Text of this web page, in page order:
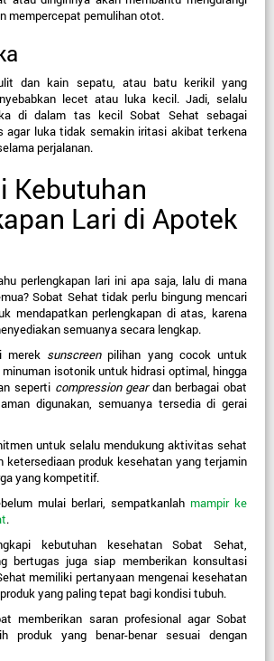
mempercepat pemulihan otot.
dan kain sepatu, atau batu kerikil yang
lecet atau luka kecil. Jadi, selalu
di dalam tas kecil Sobat Sehat sebagai
agar luka tidak semakin iritasi akibat terkena
perjalanan.
Kebutuhan
Lari di Apotek
perlengkapan lari ini apa saja, lalu di mana
Sobat Sehat tidak perlu bingung mencari
semuanya secara lengkap.
merek sunscreen pilihan yang cocok untuk
isotonik untuk hidrasi optimal, hingga
seperti compression gear dan berbagai obat
digunakan, semuanya tersedia di gerai
untuk selalu mendukung aktivitas sehat
ketersediaan produk kesehatan yang terjamin
yang kompetitif.
mulai berlari, sempatkanlah mampir ke
.
kebutuhan kesehatan Sobat Sehat,
bertugas juga siap memberikan konsultasi
memiliki pertanyaan mengenai kesehatan
yang paling tepat bagi kondisi tubuh.
memberikan saran profesional agar Sobat
produk yang benar-benar sesuai dengan